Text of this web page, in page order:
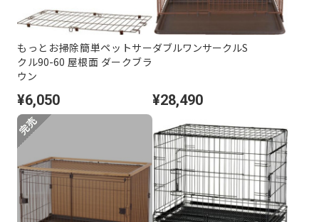
もっとお掃除簡単ペットサー
クル90-60 屋根面 ダークブラ
ウン
¥6,050
ダブルワンサークルS
¥28,490